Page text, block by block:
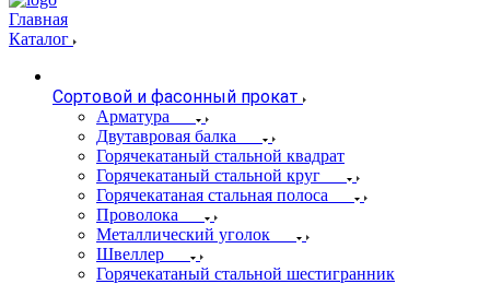
Главная
Каталог
Сортовой и фасонный прокат
Арматура
Двутавровая балка
Горячекатаный стальной квадрат
Горячекатаный стальной круг
Горячекатаная стальная полоса
Проволока
Металлический уголок
Швеллер
Горячекатаный стальной шестигранник